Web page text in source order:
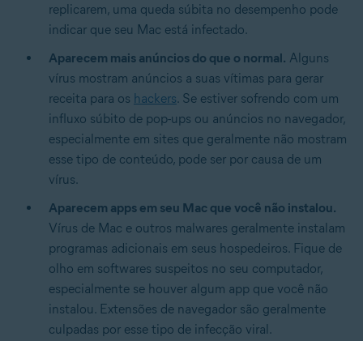
replicarem, uma queda súbita no desempenho pode
indicar que seu Mac está infectado.
Aparecem mais anúncios do que o normal. Alguns
vírus mostram anúncios a suas vítimas para gerar
receita para os hackers. Se estiver sofrendo com um
influxo súbito de pop-ups ou anúncios no navegador,
especialmente em sites que geralmente não mostram
esse tipo de conteúdo, pode ser por causa de um
vírus.
Aparecem apps em seu Mac que você não instalou.
Vírus de Mac e outros malwares geralmente instalam
programas adicionais em seus hospedeiros. Fique de
olho em softwares suspeitos no seu computador,
especialmente se houver algum app que você não
instalou. Extensões de navegador são geralmente
culpadas por esse tipo de infecção viral.